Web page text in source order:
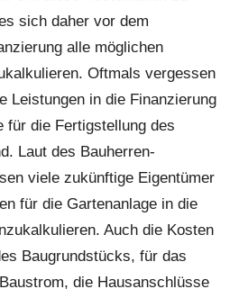
sich daher vor dem
alle möglichen
Oftmals vergessen
Leistungen in die Finanzierung
für die Fertigstellung des
Laut des Bauherren-
viele zukünftige Eigentümer
für die Gartenanlage in die
Auch die Kosten
Baugrund­stücks, für das
die Hausanschlüsse